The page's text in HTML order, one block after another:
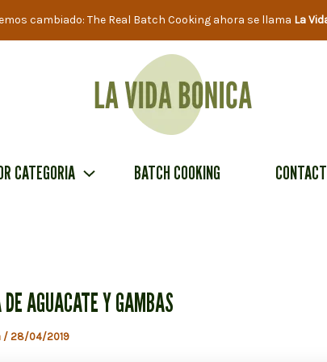
cambiado: The Real Batch Cooking ahora se llama La
CATEGORIA BATCH COOKING
AGUACATE Y GAMBAS
/ 28/04/2019